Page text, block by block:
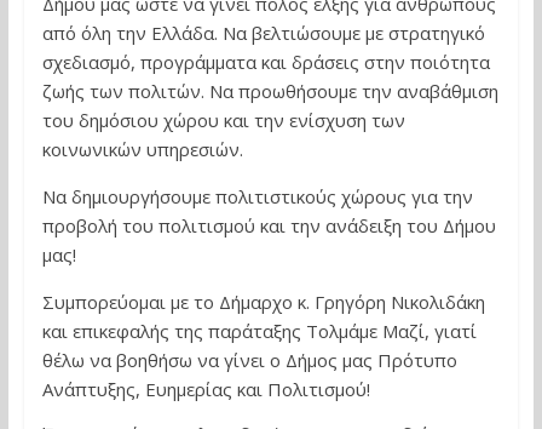
από όλη την Ελλάδα. Να βελτιώσουμε με στρατηγικό
σχεδιασμό, προγράμματα και δράσεις στην ποιότητα
ζωής των πολιτών. Να προωθήσουμε την αναβάθμιση
του δημόσιου χώρου και την ενίσχυση των
κοινωνικών υπηρεσιών.
Να δημιουργήσουμε πολιτιστικούς χώρους για την
προβολή του πολιτισμού και την ανάδειξη του Δήμου
μας!
Συμπορεύομαι με το Δήμαρχο κ. Γρηγόρη Νικολιδάκη
και επικεφαλής της παράταξης Τολμάμε Μαζί, γιατί
θέλω να βοηθήσω να γίνει ο Δήμος μας Πρότυπο
Ανάπτυξης, Ευημερίας και Πολιτισμού!